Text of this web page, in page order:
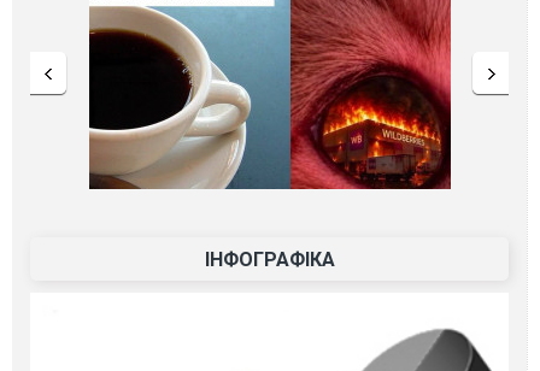
ІНФОГРАФІКА